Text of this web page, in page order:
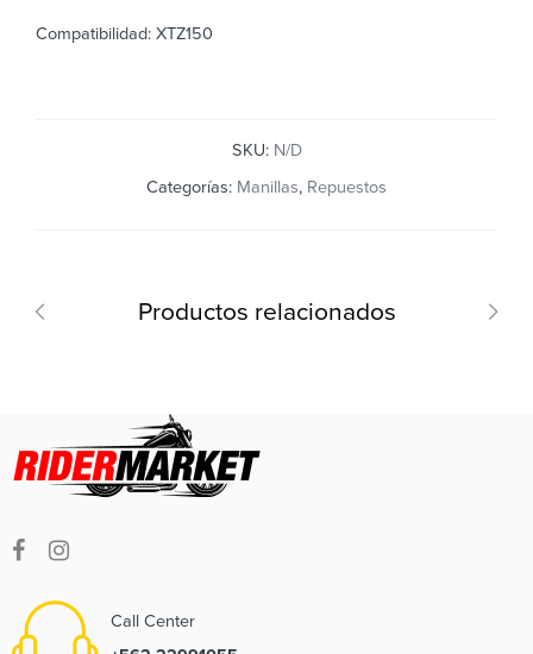
Compatibilidad: XTZ150
SKU: N/D
Categorías: Manillas, Repuestos
Productos relacionados
Call Center